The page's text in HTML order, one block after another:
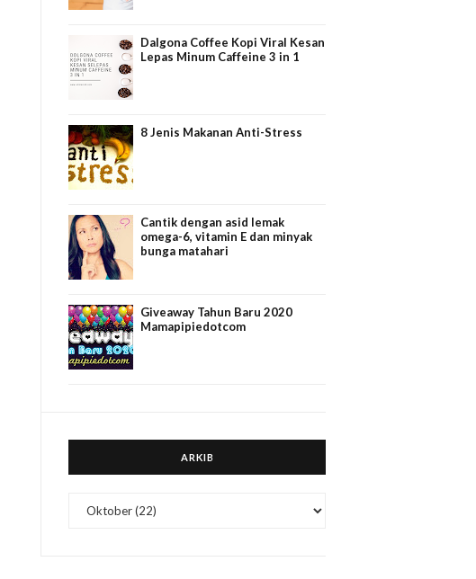
Dalgona Coffee Kopi Viral Kesan
Lepas Minum Caffeine 3 in 1
8 Jenis Makanan Anti-Stress
Cantik dengan asid lemak
omega-6, vitamin E dan minyak
bunga matahari
Giveaway Tahun Baru 2020
Mamapipiedotcom
ARKIB